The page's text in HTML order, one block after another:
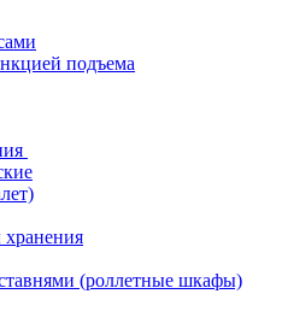
подъема
(роллетные шкафы)